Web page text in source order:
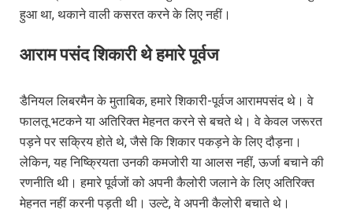
हुआ था, थकाने वाली कसरत करने के लिए नहीं।
आराम पसंद शिकारी थे हमारे पूर्वज
डैनियल लिबरमैन के मुताबिक, हमारे शिकारी-पूर्वज आरामपसंद थे। वे
फालतू भटकने या अतिरिक्त मेहनत करने से बचते थे। वे केवल जरूरत
पड़ने पर सक्रिय होते थे, जैसे कि शिकार पकड़ने के लिए दौड़ना।
लेकिन, यह निष्क्रियता उनकी कमजोरी या आलस नहीं, ऊर्जा बचाने की
रणनीति थी। हमारे पूर्वजों को अपनी कैलोरी जलाने के लिए अतिरिक्त
मेहनत नहीं करनी पड़ती थी। उल्टे, वे अपनी कैलोरी बचाते थे।